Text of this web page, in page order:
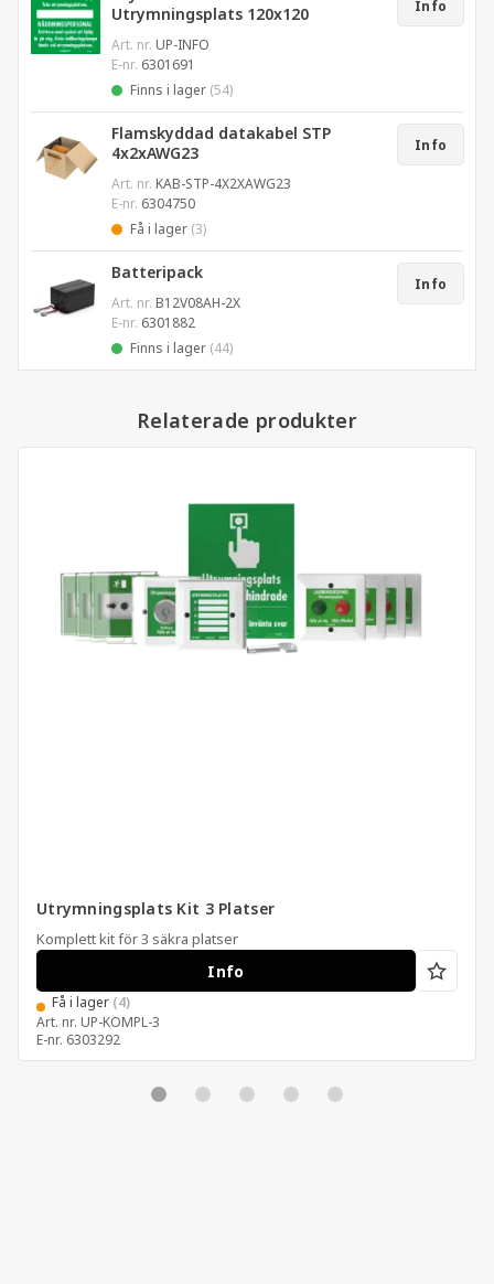
Utrymningsplats 120x120
Art. nr. UP-INFO
E-nr. 6301691
Finns i lager (54)
Info
Flamskyddad datakabel STP
4x2xAWG23
Art. nr. KAB-STP-4X2XAWG23
E-nr. 6304750
Få i lager (3)
Info
Batteripack
Art. nr. B12V08AH-2X
E-nr. 6301882
Finns i lager (44)
Info
Relaterade produkter
Utrymningsplats Kit 3 Platser
Komplett kit för 3 säkra platser
Info
Få i lager (4)
Art. nr. UP-KOMPL-3
E-nr. 6303292